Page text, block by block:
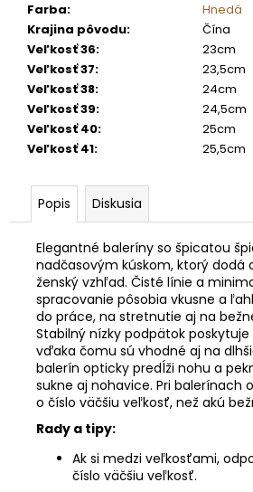
Farba:
Hnedá
Krajina pôvodu:
Čína
Veľkosť 36:
23cm
Veľkosť 37:
23,5cm
Veľkosť 38:
24cm
Veľkosť 39:
24,5cm
Veľkosť 40:
25cm
Veľkosť 41: 25,5cm
Popis Diskusia
Elegantné baleríny so špicatou
nadčasovým kúskom, ktorý dodá
ženský vzhľad. Čisté línie a
spracovanie pôsobia vkusne a
do práce, na stretnutie aj na
Stabilný nízky podpätok
vďaka čomu sú vhodné aj na
balerín opticky predĺži nohu a
sukne aj nohavice. Pri balerínach
o číslo väčšiu veľkosť, než akú
Rady a tipy:
Ak si medzi veľkosťami,
číslo väčšiu veľkosť.